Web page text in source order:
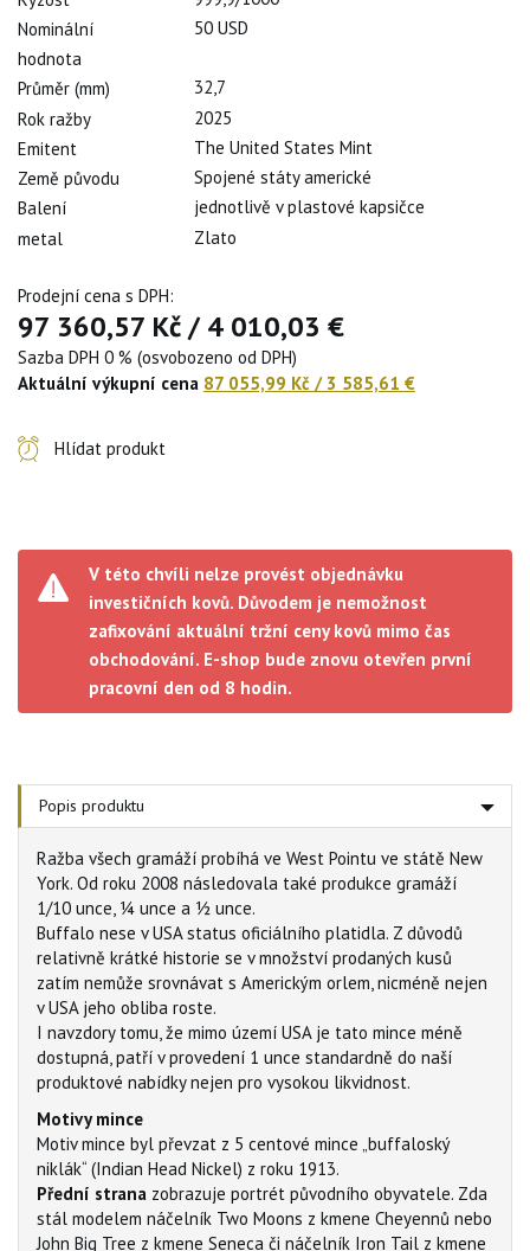
Nominální
hodnota
50 USD
Průměr (mm)
32,7
Rok ražby
2025
Emitent
The United States Mint
Země původu
Spojené státy americké
Balení
jednotlivě v plastové kapsičce
metal
Zlato
Prodejní cena s DPH:
97 360,57 Kč/4 010,03 €
Sazba DPH 0 % (osvobozeno od DPH)
Aktuální výkupní cena 87 055,99 Kč / 3 585,61 €
Hlídat produkt
V této chvíli nelze provést objednávku
investičních kovů. Důvodem je nemožnost
zafixování aktuální tržní ceny kovů mimo čas
obchodování. E-shop bude znovu otevřen první
pracovní den od 8 hodin.
Popis produktu
Ražba všech gramáží probíhá ve West Pointu ve státě New
York. Od roku 2008 následovala také produkce gramáží
1/10 unce, ¼ unce a ½ unce.
Buffalo nese v USA status oficiálního platidla. Z důvodů
relativně krátké historie se v množství prodaných kusů
zatím nemůže srovnávat s Americkým orlem, nicméně nejen
v USA jeho obliba roste.
I navzdory tomu, že mimo území USA je tato mince méně
dostupná, patří v provedení 1 unce standardně do naší
produktové nabídky nejen pro vysokou likvidnost.
Motivy mince
Motiv mince byl převzat z 5 centové mince „buffaloský
niklák“ (Indian Head Nickel) z roku 1913.
Přední strana zobrazuje portrét původního obyvatele. Zda
stál modelem náčelník Two Moons z kmene Cheyennů nebo
John Big Tree z kmene Seneca či náčelník Iron Tail z kmene